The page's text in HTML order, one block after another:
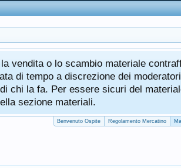
vendita o lo scambio materiale
di tempo a discrezione dei
chi la fa. Per essere sicuri del
sezione materiali.
Benvenuto Ospite Regolamento Mercatino